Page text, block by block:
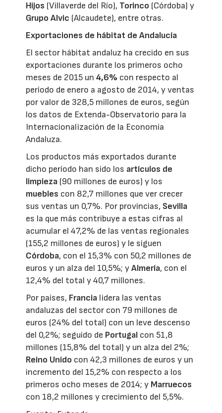
Hijos (Villaverde del Río), Torinco (Córdoba) y
Grupo Alvic (Alcaudete), entre otras.
Exportaciones de hábitat de Andalucía
El sector hábitat andaluz ha crecido en sus
exportaciones durante los primeros ocho
meses de 2015 un4,6% con respecto al
período de enero a agosto de 2014, y ventas
por valor de 328,5 millones de euros, según
los datos de Extenda-Observatorio para la
Internacionalización de la Economía
Andaluza.
Los productos más exportados durante
dicho período han sido los artículos de
limpieza (90 millones de euros) y los
muebles con 82,7 millones que ver crecer
sus ventas un 0,7%. Por provincias, Sevilla
es la que más contribuye a estas cifras al
acumular el 47,2% de las ventas regionales
(155,2 millones de euros) y le siguen
Córdoba, con el 15,3% con 50,2 millones de
euros y un alza del 10,5%; yAlmería, con el
12,4% del total y 40,7 millones.
Por países, Francia lidera las ventas
andaluzas del sector con 79 millones de
euros (24% del total) con un leve descenso
del 0,2%; seguido de Portugal con 51,8
millones (15,8% del total) y un alza del 2%;
Reino Unido con 42,3 millones de euros y un
incremento del 15,2% con respecto a los
primeros ocho meses de 2014; y Marruecos
con 18,2 millones y crecimiento del 5,5%.